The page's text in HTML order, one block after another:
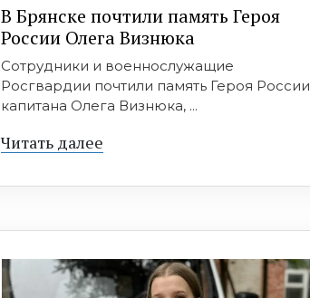
В Брянске почтили память Героя
России Олега Визнюка
Сотрудники и военнослужащие
Росгвардии почтили память Героя России
капитана Олега Визнюка, ...
Читать далее